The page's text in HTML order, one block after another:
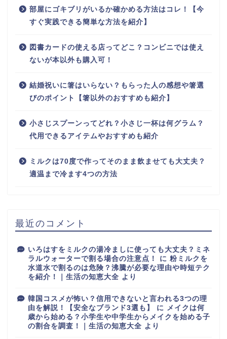
部屋にゴキブリがいるか確かめる方法はコレ！【今
すぐ実践できる簡単な方法を紹介】
図書カードの使える店ってどこ？コンビニでは使え
ないが本以外も購入可！
結婚祝いに箸はいらない？もらった人の感想や箸選
びのポイント【箸以外のおすすめも紹介】
小さじスプーンってどれ？小さじ一杯は何グラム？
代用できるアイテムやおすすめも紹介
ミルクは70度で作ってそのまま飲ませても大丈夫？
適温まで冷ます4つの方法
最近のコメント
いろはすをミルクの湯冷ましに使っても大丈夫？ミネ
ラルウォーターで割る場合の注意点！
に 粉ミルクを
水道水で割るのは危険？沸騰が必要な理由や時短テク
を紹介！｜生活の知恵大全 より
韓国コスメが怖い？信用できないと言われる3つの理
由を解説！【安全なブランド3選も】
に
メイクは何
歳から始める？小学生や中学生からメイクを始める子
の割合を調査！｜生活の知恵大全 より